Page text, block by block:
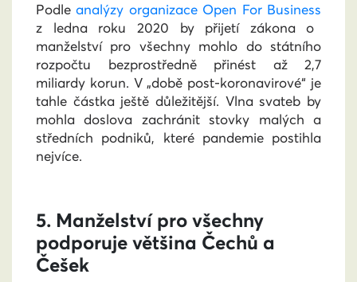
Podleanalýzy organizace Open For Business
z ledna roku 2020 by přijetí zákona o
manželství pro všechny mohlo do státního
rozpočtu bezprostředně přinést až 2,7
miliardy korun. V „době post-koronavirové“ je
tahle částka ještě důležitější. Vlna svateb by
mohla doslova zachránit stovky malých a
středních podniků, které pandemie postihla
nejvíce.
5. Manželství pro všechny
podporuje většina Čechů a
Češek